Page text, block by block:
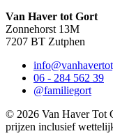
Van Haver tot Gort
Zonnehorst 13M
7207 BT Zutphen
06 - 284 562 39
@familiegort
© 2026 Van Haver Tot
prijzen inclusief